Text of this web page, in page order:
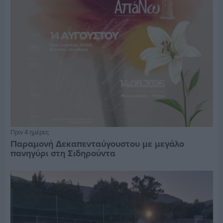
Πριν 4 ημέρες
Παραμονή Δεκαπενταύγουστου με μεγάλο
πανηγύρι στη Σιδηρούντα